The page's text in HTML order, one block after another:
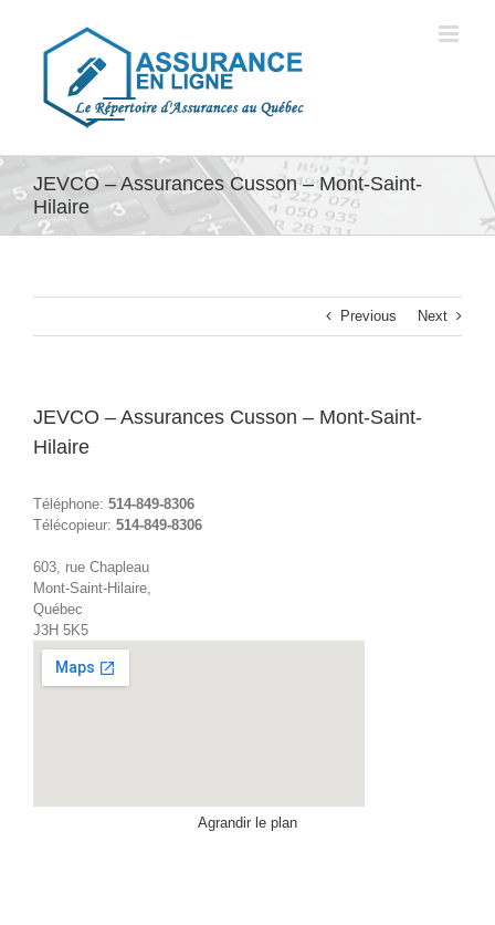
content
JEVCO – Assurances Cusson – Mont-Saint-
Hilaire
Previous Next
JEVCO – Assurances Cusson – Mont-Saint-
Hilaire
Téléphone: 514-849-8306
Télécopieur: 514-849-8306
603, rue Chapleau
Mont-Saint-Hilaire,
Québec
J3H 5K5
Agrandir le plan